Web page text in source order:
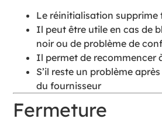
Le réinitialisation supprime
Il peut être utile en cas de
noir ou de problème de
Il permet de recommencer
S’il reste un problème
du fournisseur
Fermeture